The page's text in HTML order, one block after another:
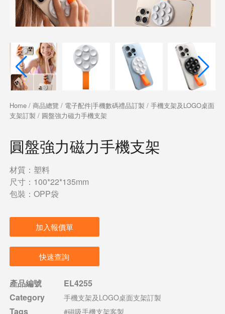
Home/ 商品總覽 / 電子配件|手機數碼禮品訂製 / 手機支架及LOGO桌面
支架訂製 / 圓盤強力磁力手機支架
圓盤強力磁力手機支架
材質：塑料
尺寸：100*22*135mm
包裝：OPP袋
加入報價單
快速查詢
產品編號
EL4255
Category
手機支架及LOGO桌面支架訂製
Tags #磁吸手機支架客製